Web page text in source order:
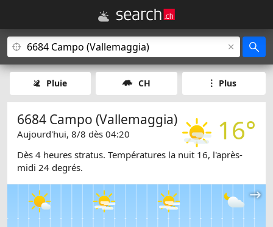
Pluie CH Plus
16°
6684 Campo (Vallemaggia)
Aujourd'hui, 8/8 dès 04:20
Dès 4 heures stratus. Températures la nuit 16, l'après-
midi 24 degrés.